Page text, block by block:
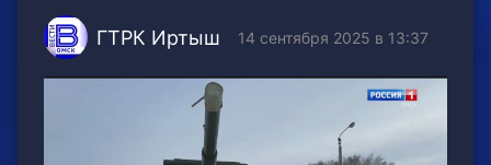
ГТРК Иртыш 14 сентября 2025 в 13:37